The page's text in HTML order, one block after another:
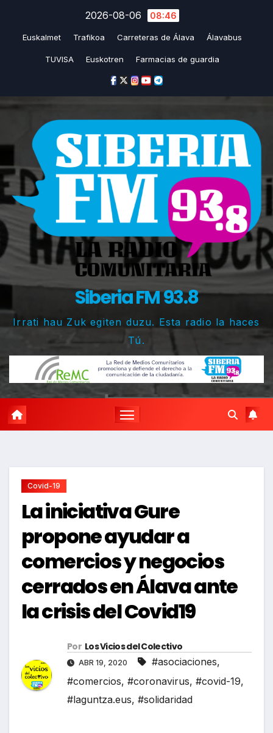
2026-08-06 08:46
Euskalmet Trafikoa Carreteras de Álava Álavabus
TUVISA Euskotren Farmacias de guardia
Siberia FM 93.8
Irrati hau Zuk egiten duzu. Esta radio la haces
Tú.
Covid-19
La iniciativa Gure
propone ayudar a
comercios y negocios
cerrados en Álava ante
la crisis del Covid19
Por Los Vicios del Colectivo
ABR 19, 2020 #asociaciones,
#comercios, #coronavirus, #covid-19,
#laguntza.eus, #solidaridad